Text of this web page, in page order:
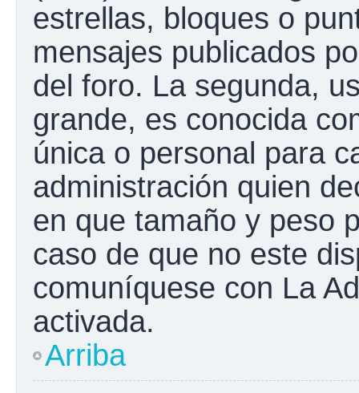
estrellas, bloques o
mensajes publicados
del foro. La segunda,
grande, es conocida
única o personal para
administración quien
en que tamaño y peso
caso de que no este
comuníquese con La
activada.
Arriba